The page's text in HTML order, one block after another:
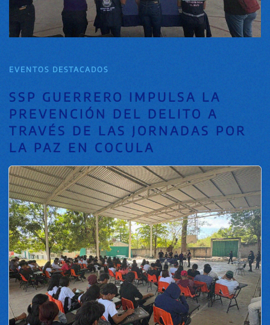
EVENTOS DESTACADOS
SSP GUERRERO IMPULSA LA
PREVENCIÓN DEL DELITO A
TRAVÉS DE LAS JORNADAS POR
LA PAZ EN COCULA